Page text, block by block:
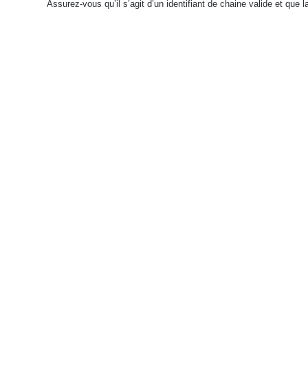
Assurez-vous qu’il s’agit d’un identifiant de chaine valide et